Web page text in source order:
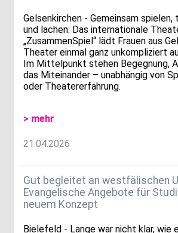
Gelsenkirchen - Gemeinsam spielen,
und lachen: Das internationale
„ZusammenSpiel“ lädt Frauen aus
Theater einmal ganz unkompliziert
Im Mittelpunkt stehen Begegnung,
das Miteinander – unabhängig von
oder Theatererfahrung.
> mehr
21.04.2026
Gut begleitet an westfälischen
Evangelische Angebote für
neuem Konzept
Bielefeld - Lange war nicht klar, wie